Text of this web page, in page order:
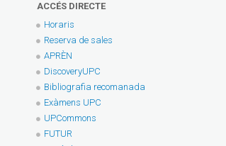
ACCÉS DIRECTE
Horaris
Reserva de sales
APRÈN
DiscoveryUPC
Bibliografia recomanada
Exàmens UPC
UPCommons
FUTUR